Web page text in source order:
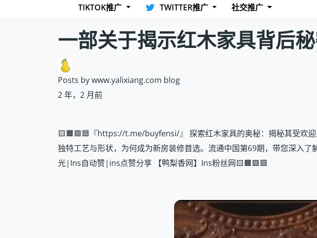
TIKTOK推广
TWITTER推广 社交推广
一部关于揭示红木家具背后
Posts by www.yalixiang.com blog
2 年，2 月前
🟨🟧🟩🟦『https://t.me/buyfensi/』 探索红木家具的奥秘：揭秘其受欢
独特工艺与形状，为何成为新房装修首选。流通中国第69期，带您深入
光|Ins自动赞|ins点赞分享 【鸭梨香网】Ins粉丝网🟨🟧🟩🟦